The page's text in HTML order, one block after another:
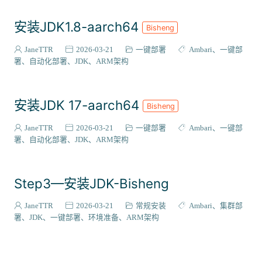
安装JDK1.8-aarch64 Bisheng
JaneTTR 2026-03-21 一键部署 Ambari
一键部
署
自动化部署 JDK ARM架构
安装JDK 17-aarch64 Bisheng
JaneTTR 2026-03-21 一键部署 Ambari
一键部
署
自动化部署 JDK ARM架构
Step3—安装JDK-Bisheng
JaneTTR 2026-03-21 常规安装 Ambari
集群部
署
JDK 一键部署 环境准备 ARM架构